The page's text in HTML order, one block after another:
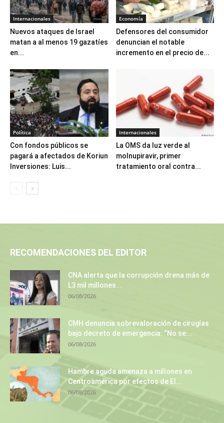
Internacionales
Nuevos ataques de Israel
matan a al menos 19 gazatíes
en...
Economía
Defensores del consumidor
denuncian el notable
incremento en el precio de...
Política
Con fondos públicos se
pagará a afectados de Koriun
Inversiones: Luis...
Internacionales
La OMS da luz verde al
molnupiravir, primer
tratamiento oral contra...
RECOMENDACIONES DEL EDITOR
CNA alerta que la corrupción drena más de
L3 mil millones...
06/08/2026
CMH denuncia sobrevaloración de cirugías
bajo decreto de emergencia: “No se...
06/08/2026
Hambre aguda amenaza a millones en
Centroamérica por efectos de El...
06/08/2026